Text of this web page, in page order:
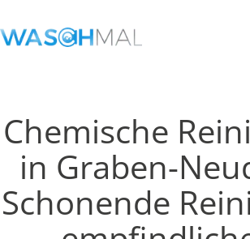
Chemische
in Graben-
Schonende